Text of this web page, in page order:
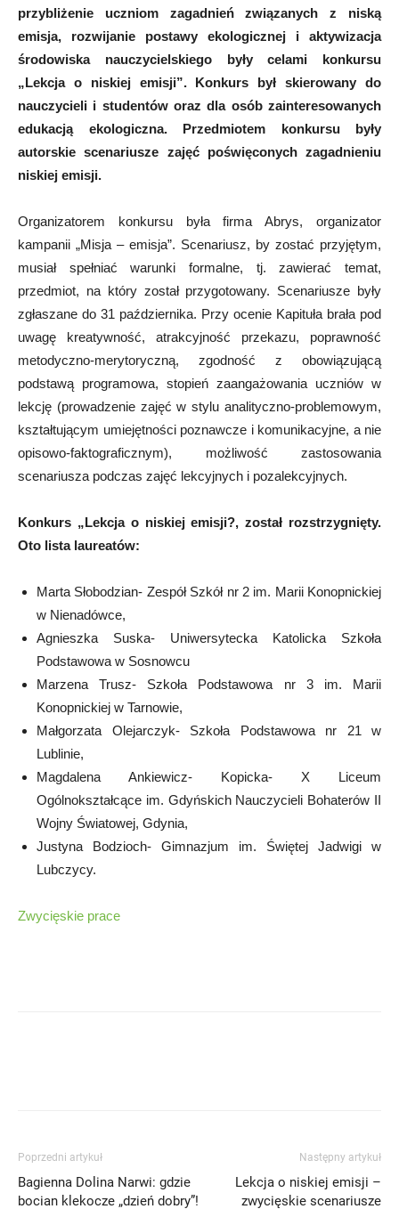
przybliżenie uczniom zagadnień związanych z niską
emisja, rozwijanie postawy ekologicznej i aktywizacja
środowiska nauczycielskiego były celami konkursu
„Lekcja o niskiej emisji”. Konkurs był skierowany do
nauczycieli i studentów oraz dla osób zainteresowanych
edukacją ekologiczna. Przedmiotem konkursu były
autorskie scenariusze zajęć poświęconych zagadnieniu
niskiej emisji.
Organizatorem konkursu była firma Abrys, organizator
kampanii „Misja – emisja”. Scenariusz, by zostać przyjętym,
musiał spełniać warunki formalne, tj. zawierać temat,
przedmiot, na który został przygotowany. Scenariusze były
zgłaszane do 31 października. Przy ocenie Kapituła brała pod
uwagę kreatywność, atrakcyjność przekazu, poprawność
metodyczno-merytoryczną, zgodność z obowiązującą
podstawą programowa, stopień zaangażowania uczniów w
lekcję (prowadzenie zajęć w stylu analityczno-problemowym,
kształtującym umiejętności poznawcze i komunikacyjne, a nie
opisowo-faktograficznym), możliwość zastosowania
scenariusza podczas zajęć lekcyjnych i pozalekcyjnych.
Konkurs „Lekcja o niskiej emisji?, został rozstrzygnięty.
Oto lista laureatów:
Marta Słobodzian- Zespół Szkół nr 2 im. Marii Konopnickiej
w Nienadówce,
Agnieszka Suska- Uniwersytecka Katolicka Szkoła
Podstawowa w Sosnowcu
Marzena Trusz- Szkoła Podstawowa nr 3 im. Marii
Konopnickiej w Tarnowie,
Małgorzata Olejarczyk- Szkoła Podstawowa nr 21 w
Lublinie,
Magdalena Ankiewicz- Kopicka- X Liceum
Ogólnokształcące im. Gdyńskich Nauczycieli Bohaterów II
Wojny Światowej, Gdynia,
Justyna Bodzioch- Gimnazjum im. Świętej Jadwigi w
Lubczycy.
Zwycięskie prace
Poprzedni artykuł
Bagienna Dolina Narwi: gdzie
bocian klekocze „dzień dobry”!
Następny artykuł
Lekcja o niskiej emisji –
zwycięskie scenariusze